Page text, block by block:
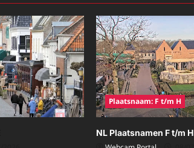
Plaatsnaam: F t/m H
NL Plaatsnamen F t/m H